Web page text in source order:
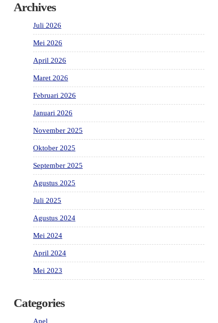
Archives
Juli 2026
Mei 2026
April 2026
Maret 2026
Februari 2026
Januari 2026
November 2025
Oktober 2025
September 2025
Agustus 2025
Juli 2025
Agustus 2024
Mei 2024
April 2024
Mei 2023
Categories
Apel